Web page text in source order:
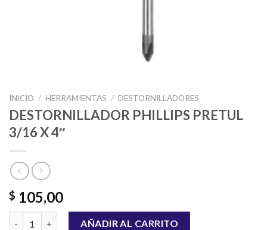
INICIO / HERRAMIENTAS / DESTORNILLADORES
DESTORNILLADOR PHILLIPS PRETUL
3/16 X 4″
$ 105,00
DESTORNILLADOR PHILLIPS PRETUL 3/16 X 4" cantidad
AÑADIR AL CARRITO